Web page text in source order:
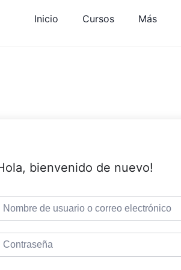
Inicio Cursos Más
bienvenido de nuevo!